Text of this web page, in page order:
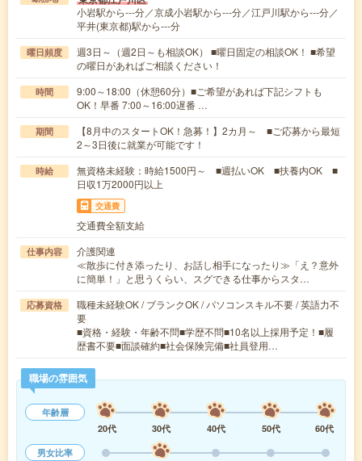
小岩駅から---分／京成小岩駅から---分／江戸川駅から---分／
平井(東京都)駅から---分
曜日頻度
週3日～（週2日～も相談OK） ■曜日固定の相談OK！ ■希望
の曜日があればご相談ください！
時間
9:00～18:00（休憩60分）■ご希望があれば下記シフトも
OK！早番 7:00～16:00遅番 …
期間
【8月中のスタートOK！急募！】2カ月～ ■ご応募から最短
2～3日後に就業が可能です！
時給
無資格未経験：時給1500円～ ■週払いOK ■扶養内OK ■
日収1万2000円以上
交通費
交通費全額支給
仕事内容
介護関連
≪散歩に付き添ったり、お話し相手になったり≫「え？意外
に簡単！」と思うくらい、スグできる仕事からスタ…
応募資格
職種未経験OK / ブランクOK / パソコンスキル不要 / 英語力不
要
■資格・経験・年齢不問■学歴不問■10名以上採用予定！■履
歴書不要■面談確約■社会保険完備■社員登用…
職場の雰囲気
年齢層
20代
30代 40代 50代
60代
男女比率